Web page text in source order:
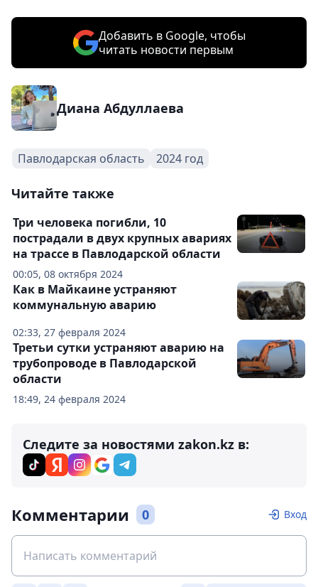
Добавить в Google, чтобы
читать новости первым
Диана Абдуллаева
Павлодарская область 2024 год
Читайте также
00:05, 08 октября 2024
Три человека погибли, 10
пострадали в двух крупных авариях
на трассе в Павлодарской области
02:33, 27 февраля 2024
Как в Майкаине устраняют
коммунальную аварию
18:49, 24 февраля 2024
Третьи сутки устраняют аварию на
трубопроводе в Павлодарской
области
Следите за новостями zakon.kz в:
Комментарии 0 Вход